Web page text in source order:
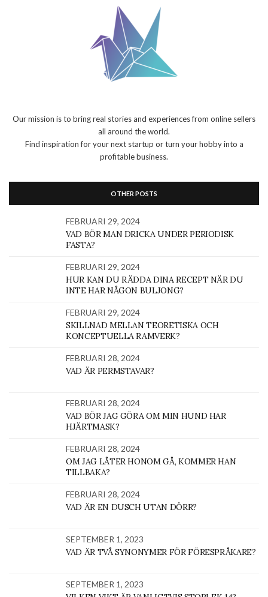
Our mission is to bring real stories and experiences from online sellers
all around the world.
Find inspiration for your next startup or turn your hobby into a
profitable business.
OTHER POSTS
FEBRUARI 29, 2024
VAD BÖR MAN DRICKA UNDER PERIODISK
FASTA?
FEBRUARI 29, 2024
HUR KAN DU RÄDDA DINA RECEPT NÄR DU
INTE HAR NÅGON BULJONG?
FEBRUARI 29, 2024
SKILLNAD MELLAN TEORETISKA OCH
KONCEPTUELLA RAMVERK?
FEBRUARI 28, 2024
VAD ÄR PERMSTAVAR?
FEBRUARI 28, 2024
VAD BÖR JAG GÖRA OM MIN HUND HAR
HJÄRTMASK?
FEBRUARI 28, 2024
OM JAG LÅTER HONOM GÅ, KOMMER HAN
TILLBAKA?
FEBRUARI 28, 2024
VAD ÄR EN DUSCH UTAN DÖRR?
SEPTEMBER 1, 2023
VAD ÄR TVÅ SYNONYMER FÖR FÖRESPRÅKARE?
SEPTEMBER 1, 2023